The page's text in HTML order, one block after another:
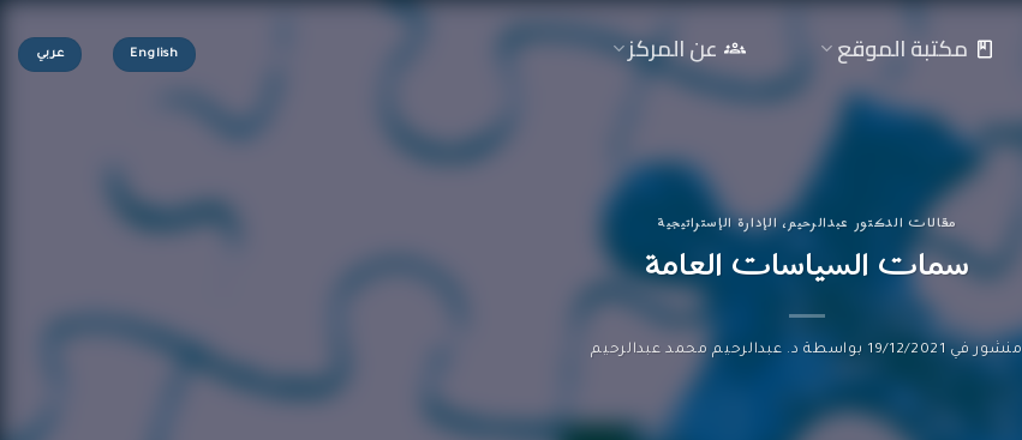
مكتبة الموقع عن المركز English عربي
مقالات الدكتور عبدالرحيم،الإدارة الإستراتيجية
سمات السياسات العامة
منشور في 19/12/2021 بواسطة د. عبدالرحيم محمد عبدالرحيم